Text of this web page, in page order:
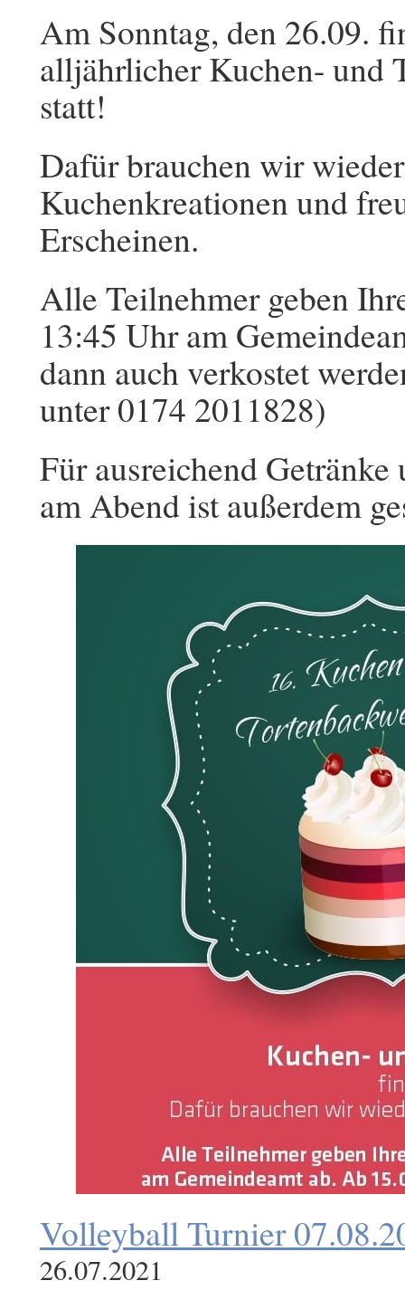
Am Sonntag, den 26.09.
alljährlicher Kuchen- und
statt!
Dafür brauchen wir
Kuchenkreationen und
Erscheinen.
Alle Teilnehmer geben
13:45 Uhr am
dann auch verkostet
unter 0174 2011828)
Für ausreichend
am Abend ist außerdem
Volleyball Turnier
26.07.2021